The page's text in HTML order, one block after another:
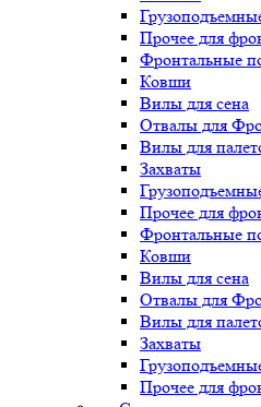
Прочее для
Фронтальные
Ковши
Вилы для сена
Отвалы для
Вилы для
Захваты
Прочее для
Фронтальные
Ковши
Вилы для сена
Отвалы для
Вилы для
Захваты
Прочее для